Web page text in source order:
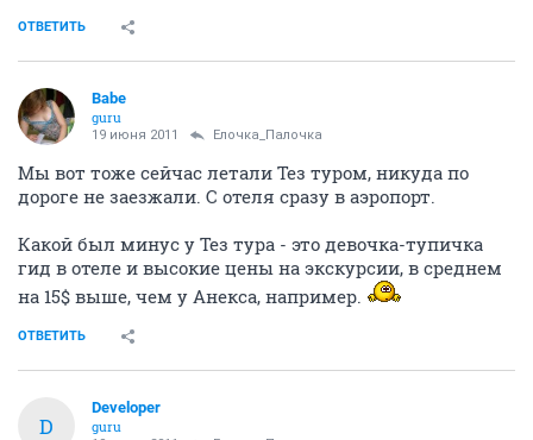
ОТВЕТИТЬ
Babe
guru
19 июня 2011 Ёлочка_Палочка
Мы вот тоже сейчас летали Тез туром, никуда по
дороге не заезжали. С отеля сразу в аэропорт.
Какой был минус у Тез тура - это девочка-тупичка
гид в отеле и высокие цены на экскурсии, в среднем
на 15$ выше, чем у Анекса, например.
ОТВЕТИТЬ
D
Developer
guru